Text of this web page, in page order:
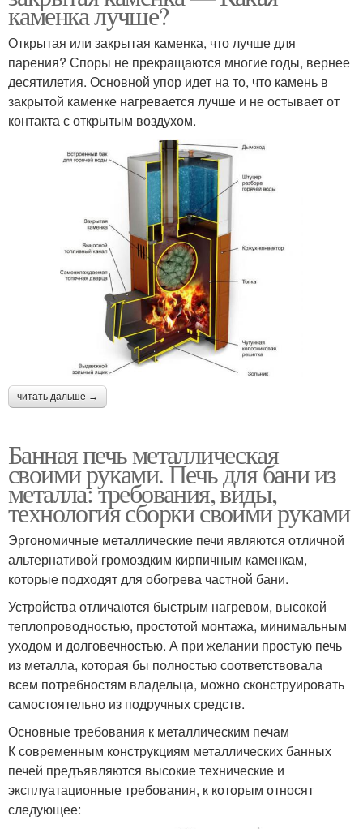
каменка лучше?
Открытая или закрытая каменка, что лучше для
парения? Споры не прекращаются многие годы, вернее
десятилетия. Основной упор идет на то, что камень в
закрытой каменке нагревается лучше и не остывает от
контакта с открытым воздухом.
читать дальше →
Банная печь металлическая
своими руками. Печь для бани из
металла: требования, виды,
технология сборки своими руками
Эргономичные металлические печи являются отличной
альтернативой громоздким кирпичным каменкам,
которые подходят для обогрева частной бани.
Устройства отличаются быстрым нагревом, высокой
теплопроводностью, простотой монтажа, минимальным
уходом и долговечностью. А при желании простую печь
из металла, которая бы полностью соответствовала
всем потребностям владельца, можно сконструировать
самостоятельно из подручных средств.
Основные требования к металлическим печам
К современным конструкциям металлических банных
печей предъявляются высокие технические и
эксплуатационные требования, к которым относят
следующее: